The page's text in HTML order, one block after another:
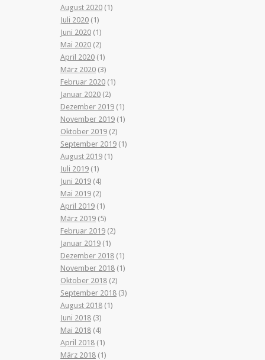
August 2020 (1)
Juli 2020 (1)
Juni 2020 (1)
Mai 2020 (2)
April 2020 (1)
März 2020 (3)
Februar 2020 (1)
Januar 2020 (2)
Dezember 2019 (1)
November 2019 (1)
Oktober 2019 (2)
September 2019 (1)
August 2019 (1)
Juli 2019 (1)
Juni 2019 (4)
Mai 2019 (2)
April 2019 (1)
März 2019 (5)
Februar 2019 (2)
Januar 2019 (1)
Dezember 2018 (1)
November 2018 (1)
Oktober 2018 (2)
September 2018 (3)
August 2018 (1)
Juni 2018 (3)
Mai 2018 (4)
April 2018 (1)
März 2018 (1)